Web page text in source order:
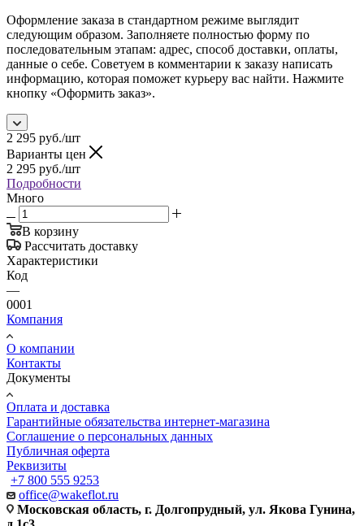
Оформление заказа в стандартном режиме выглядит
следующим образом. Заполняете полностью форму по
последовательным этапам: адрес, способ доставки, оплаты,
данные о себе. Советуем в комментарии к заказу написать
информацию, которая поможет курьеру вас найти. Нажмите
кнопку «Оформить заказ».
2 295 руб./шт
Варианты цен
2 295 руб./шт
Подробности
Много
В корзину
Рассчитать доставку
Характеристики
Код
—
0001
Компания
О компании
Контакты
Документы
Оплата и доставка
Гарантийные обязательства интернет-магазина
Соглашение о персональных данных
Публичная оферта
Реквизиты
+7 800 555 9253
office@wakeflot.ru
Московская область, г. Долгопрудный, ул. Якова Гунина,